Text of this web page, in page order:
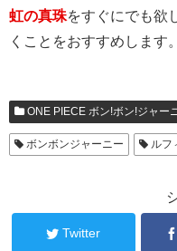
虹の真珠をすぐにでも欲
くことをおすすめします。
ONE PIECE ボン!ボン!ジャー
ボンボンジャーニー ルフ
Twitter